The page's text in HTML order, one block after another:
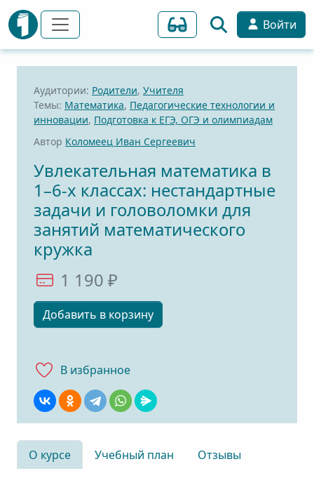
Войти
Аудитории: Родители, Учителя
Темы: Математика, Педагогические технологии и
инновации, Подготовка к ЕГЭ, ОГЭ и олимпиадам
Автор Коломеец Иван Сергеевич
Увлекательная математика в
1–6-х классах: нестандартные
задачи и головоломки для
занятий математического
кружка
1 190 ₽
Добавить в корзину
В избранноe
О курсе Учебный план
Отзывы